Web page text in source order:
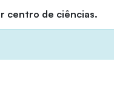
centro de ciências.